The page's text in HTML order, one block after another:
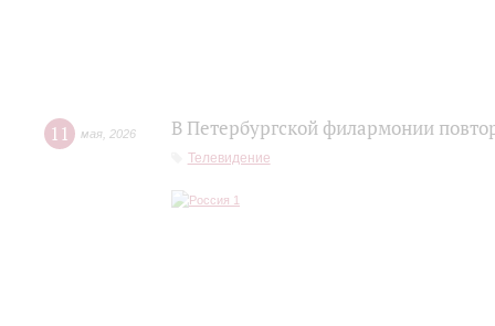
11 мая 2026 В Петербургской филармонии
Телевидение